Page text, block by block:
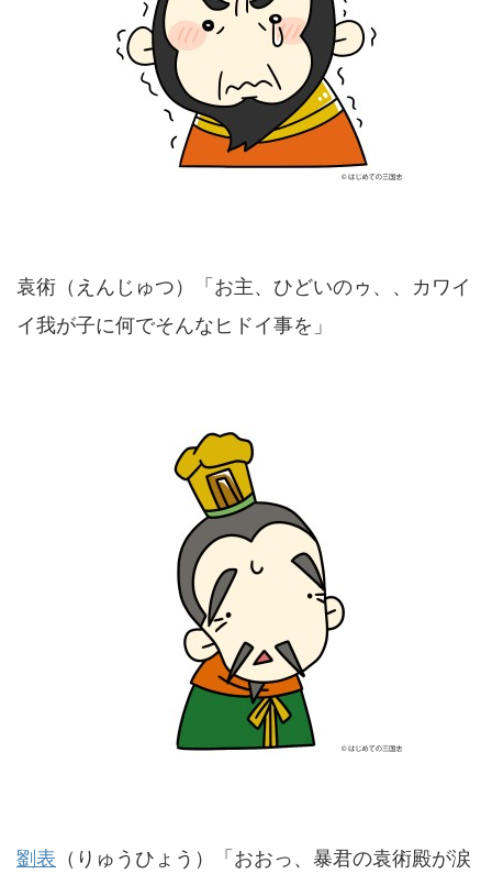
袁術（えんじゅつ）「お主、ひどいのゥ、、カワイ
イ我が子に何でそんなヒドイ事を」
劉表 （りゅうひょう）「おおっ、暴君の袁術殿が涙